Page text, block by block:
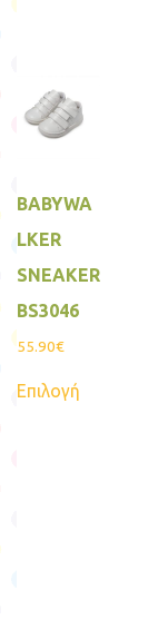
να
επιλεγούν
προϊόντος
BABYWA
LKER
SNEAKER
BS3046
55.90€
Επιλογή